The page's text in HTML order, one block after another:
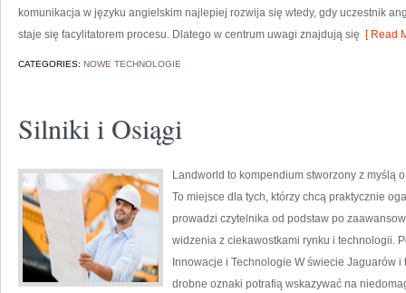
komunikacja w języku angielskim najlepiej rozwija się wtedy, gdy uczestnik
staje się facylitatorem procesu. Dlatego w centrum uwagi znajdują się [ Read
CATEGORIES: NOWE TECHNOLOGIE
Silniki i Osiągi
Landworld to kompendium stworzony z myślą
To miejsce dla tych, którzy chcą praktycznie
prowadzi czytelnika od podstaw po
widzenia z ciekawostkami rynku i technologii.
Innowacje i Technologie W świecie Jaguarów
drobne oznaki potrafią wskazywać na